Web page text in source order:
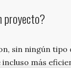
proyecto?
sin ningún tipo
más